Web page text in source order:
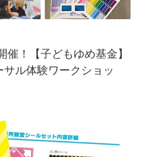
催！【子どもゆめ基金】
ル体験ワークショッ